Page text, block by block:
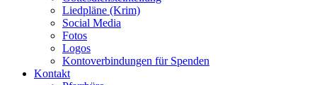
Liedpläne (Krim)
Social Media
Fotos
Logos
Kontoverbindungen für Spenden
Kontakt